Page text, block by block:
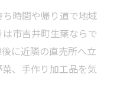
時間や帰り道で地域
市吉井町生葉ならで
に近隣の直売所へ立
、手作り加工品を気